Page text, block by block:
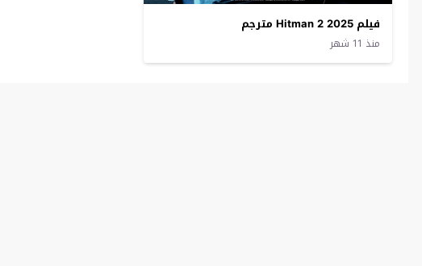
فيلم Hitman 2 2025 مترجم
منذ 11 شهر